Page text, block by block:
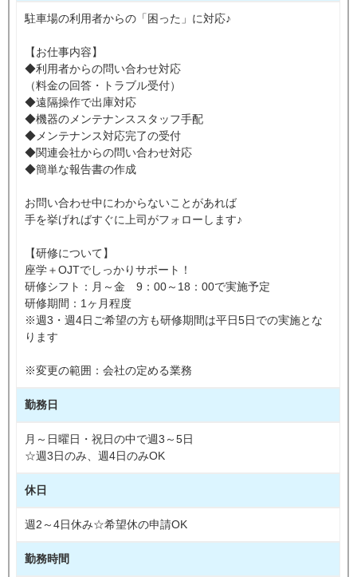
駐車場の利用者からの「困った」に対応♪
【お仕事内容】
◆利用者からの問い合わせ対応
（料金の回答・トラブル受付）
◆遠隔操作で出庫対応
◆機器のメンテナンススタッフ手配
◆メンテナンス対応完了の受付
◆関連会社からの問い合わせ対応
◆簡単な報告書の作成
お問い合わせ中にわからないことがあれば
手を挙げればすぐに上司がフォローします♪
【研修について】
座学＋OJTでしっかりサポート！
研修シフト：月～金 9：00～18：00で実施予定
研修期間：1ヶ月程度
※週3・週4日ご希望の方も研修期間は平日5日での実施とな
ります
※変更の範囲：会社の定める業務
勤務日
月～日曜日・祝日の中で週3～5日
☆週3日のみ、週4日のみOK
休日
週2～4日休み☆希望休の申請OK
勤務時間